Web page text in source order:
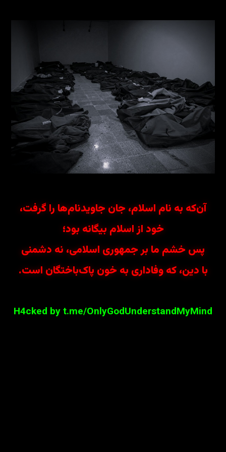
آن‌که به نام اسلام، جان جاویدنام‌ها را گرفت،
خود از اسلام بیگانه بود؛
پس خشم ما بر جمهوری اسلامی، نه دشمنی
با دین، که وفاداری به خون پاک‌باختگان است.
H4cked by t.me/OnlyGodUnderstandMyMind